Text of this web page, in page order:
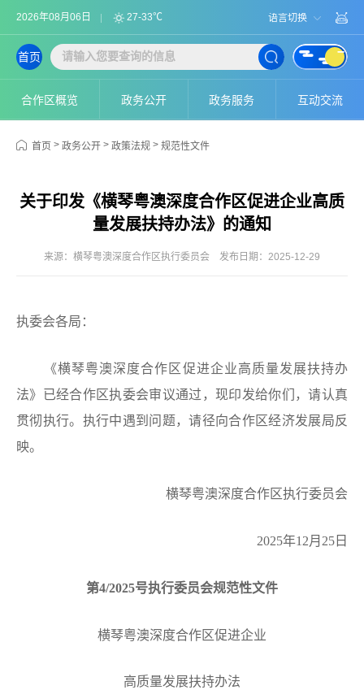
2026年08月06日 27-33℃ 语言切换
合作区概览 政务公开 政务服务 互动交流
首页
首页 > 政务公开 > 政策法规 > 规范性文件
关于印发《横琴粤澳深度合作区促进企业高质
量发展扶持办法》的通知
来源：横琴粤澳深度合作区执行委员会 发布日期：2025-12-29
执委会各局：
《横琴粤澳深度合作区促进企业高质量发展扶持办
法》已经合作区执委会审议通过，现印发给你们，请认真
贯彻执行。执行中遇到问题，请径向合作区经济发展局反
映。
横琴粤澳深度合作区执行委员会
2025年12月25日
第4/2025号执行委员会规范性文件
横琴粤澳深度合作区促进企业
高质量发展扶持办法